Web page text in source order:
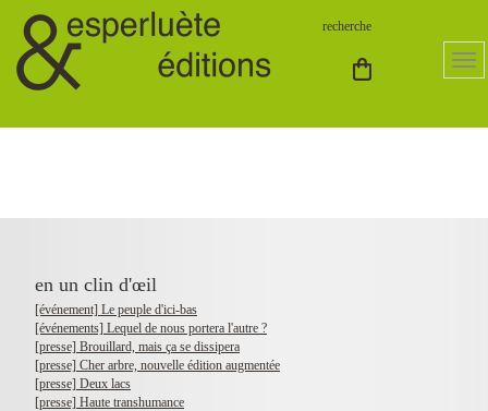
en un clin d'œil
[événement] Le peuple d'ici-bas
[événements] Lequel de nous portera l'autre ?
[presse] Brouillard, mais ça se dissipera
[presse] Cher arbre, nouvelle édition augmentée
[presse] Deux lacs
[presse] Haute transhumance